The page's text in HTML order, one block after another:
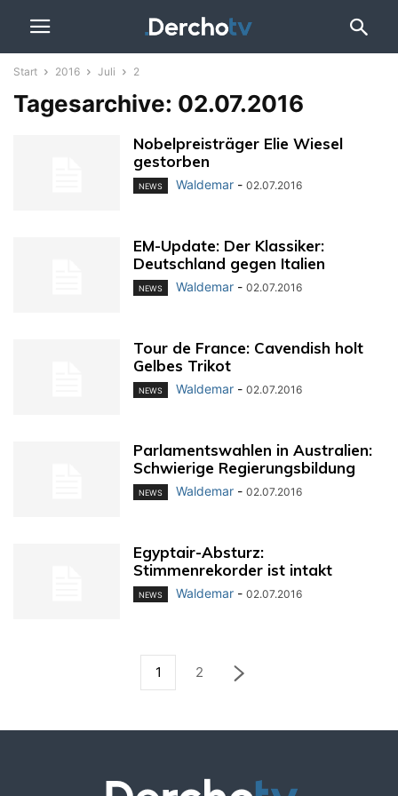
Start 2016 Juli 2
Tagesarchive: 02.07.2016
Nobelpreisträger Elie Wiesel
gestorben
NEWS Waldemar - 02.07.2016
EM-Update: Der Klassiker:
Deutschland gegen Italien
NEWS Waldemar - 02.07.2016
Tour de France: Cavendish holt
Gelbes Trikot
NEWS Waldemar - 02.07.2016
Parlamentswahlen in Australien:
Schwierige Regierungsbildung
NEWS Waldemar - 02.07.2016
Egyptair-Absturz:
Stimmenrekorder ist intakt
NEWS Waldemar - 02.07.2016
1 2